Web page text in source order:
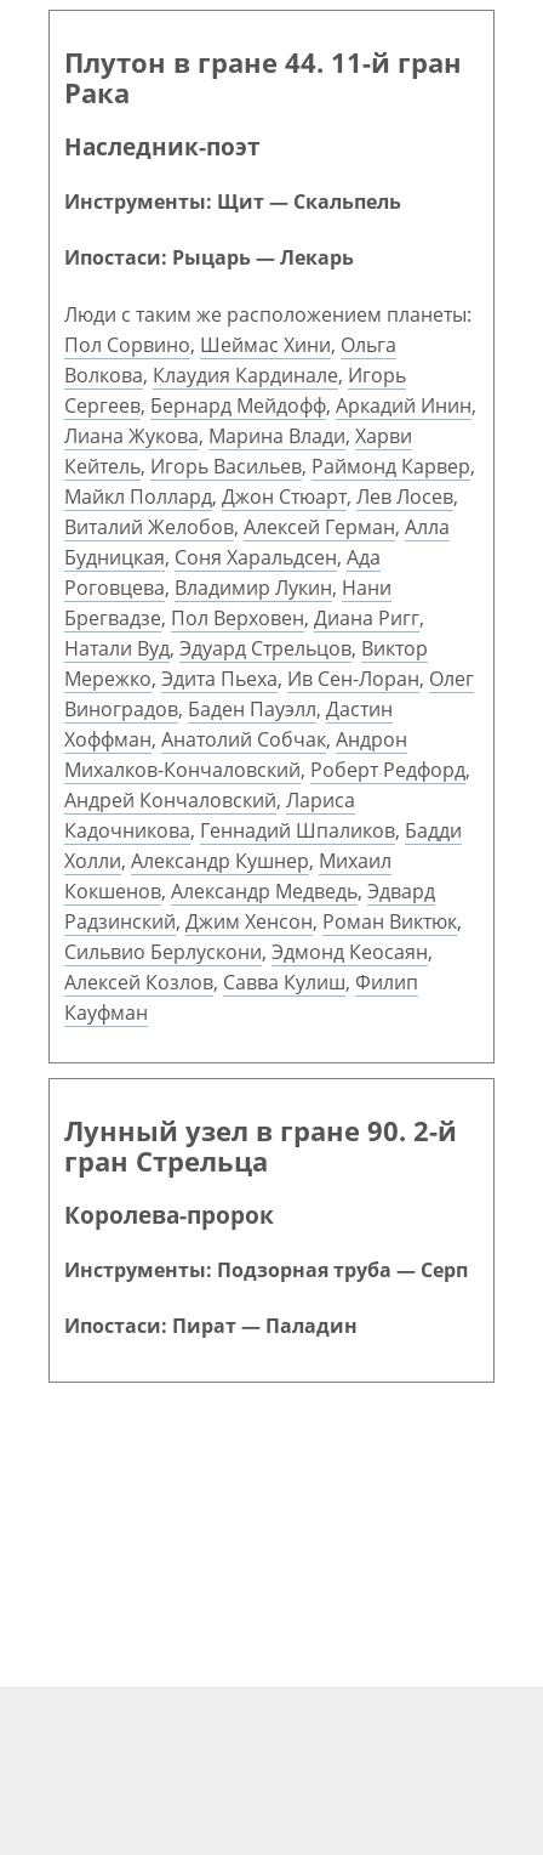
Плутон в гране 44. 11-й гран
Рака
Наследник-поэт
Инструменты: Щит — Скальпель
Ипостаси: Рыцарь — Лекарь
Люди с таким же расположением планеты:
Пол Сорвино, Шеймас Хини, Ольга
Волкова, Клаудия Кардинале, Игорь
Сергеев, Бернард Мейдофф, Аркадий Инин,
Лиана Жукова, Марина Влади, Харви
Кейтель, Игорь Васильев, Раймонд Карвер,
Майкл Поллард, Джон Стюарт, Лев Лосев,
Виталий Желобов, Алексей Герман, Алла
Будницкая, Соня Харальдсен, Ада
Роговцева, Владимир Лукин, Нани
Брегвадзе, Пол Верховен, Диана Ригг,
Натали Вуд, Эдуард Стрельцов, Виктор
Мережко, Эдита Пьеха, Ив Сен-Лоран, Олег
Виноградов, Баден Пауэлл, Дастин
Хоффман, Анатолий Собчак, Андрон
Михалков-Кончаловский, Роберт Редфорд,
Андрей Кончаловский, Лариса
Кадочникова, Геннадий Шпаликов, Бадди
Холли, Александр Кушнер, Михаил
Кокшенов, Александр Медведь, Эдвард
Радзинский, Джим Хенсон, Роман Виктюк,
Сильвио Берлускони, Эдмонд Кеосаян,
Алексей Козлов, Савва Кулиш, Филип
Кауфман
Лунный узел в гране 90. 2-й
гран Стрельца
Королева-пророк
Инструменты: Подзорная труба — Серп
Ипостаси: Пират — Паладин